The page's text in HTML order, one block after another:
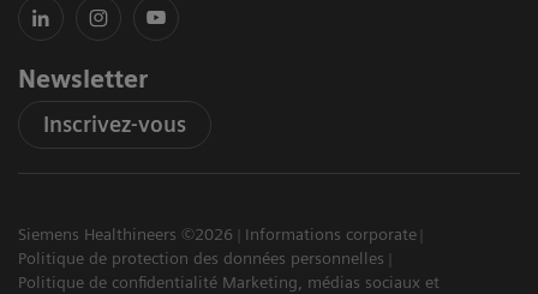
Newsletter
Inscrivez-vous
Siemens Healthineers ©2026
Informations corporate
Politique de protection des données personnelles
Politique de confidentialité Marketing, médias sociaux et